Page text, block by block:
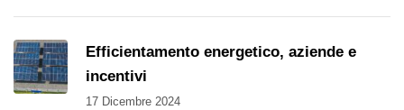
Efficientamento energetico, aziende e
incentivi
17 Dicembre 2024